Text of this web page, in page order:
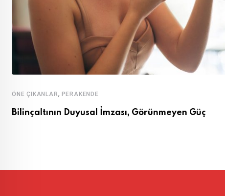
ÖNE ÇIKANLAR, PERAKENDE
Bilinçaltının Duyusal İmzası, Görünmeyen Güç